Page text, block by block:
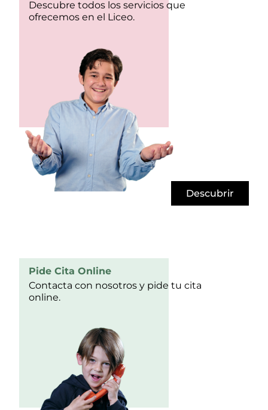
Descubre todos los servicios que
ofrecemos en el Liceo.
Descubrir
Pide Cita Online
Contacta con nosotros y pide tu cita
online.